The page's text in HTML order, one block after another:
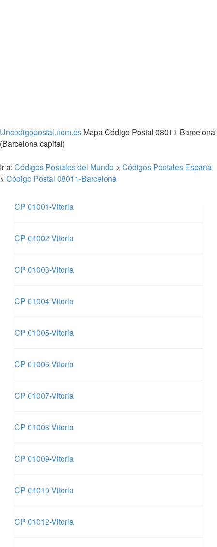
Uncodigopostal.nom.es Mapa Código Postal 08011-Barcelona
(Barcelona capital)
Ir a: Códigos Postales del Mundo > Códigos Postales España
> Código Postal 08011-Barcelona
CP 01001-Vitoria
CP 01002-Vitoria
CP 01003-Vitoria
CP 01004-Vitoria
CP 01005-Vitoria
CP 01006-Vitoria
CP 01007-Vitoria
CP 01008-Vitoria
CP 01009-Vitoria
CP 01010-Vitoria
CP 01012-Vitoria